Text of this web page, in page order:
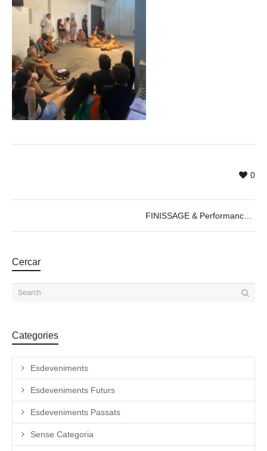
0
Cercar
Categories
Esdeveniments
Esdeveniments Futurs
Esdeveniments Passats
Sense Categoria